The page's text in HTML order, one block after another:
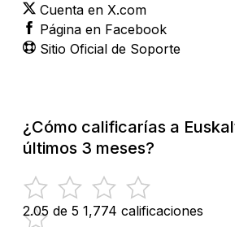
Cuenta en X.com
Página en Facebook
Sitio Oficial de Soporte
¿Cómo calificarías a
últimos 3 meses?
2.05 de 5 1,774 calificaciones